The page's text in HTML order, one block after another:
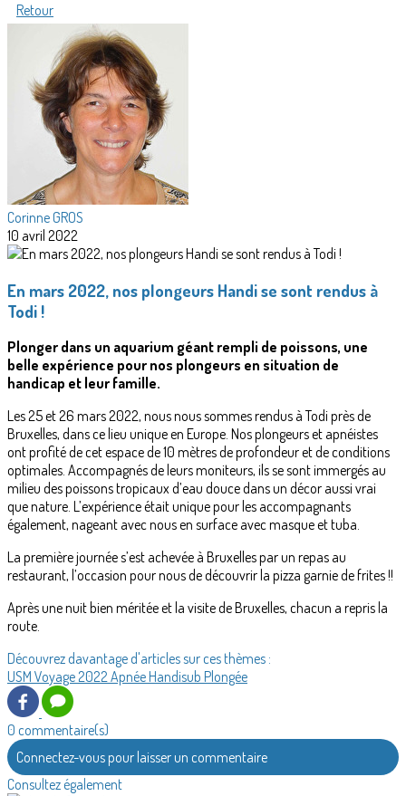
Retour
Corinne GROS
10 avril 2022
En mars 2022, nos plongeurs Handi se sont rendus à
Todi !
Plonger dans un aquarium géant rempli de poissons, une
belle expérience pour nos plongeurs en situation de
handicap et leur famille.
Les 25 et 26 mars 2022, nous nous sommes rendus à Todi près de
Bruxelles, dans ce lieu unique en Europe. Nos plongeurs et apnéistes
ont profité de cet espace de 10 mètres de profondeur et de conditions
optimales. Accompagnés de leurs moniteurs, ils se sont immergés au
milieu des poissons tropicaux d’eau douce dans un décor aussi vrai
que nature. L’expérience était unique pour les accompagnants
également, nageant avec nous en surface avec masque et tuba.
La première journée s’est achevée à Bruxelles par un repas au
restaurant, l’occasion pour nous de découvrir la pizza garnie de frites !!
Après une nuit bien méritée et la visite de Bruxelles, chacun a repris la
route.
Découvrez davantage d'articles sur ces thèmes :
USM Voyage2022ApnéeHandisub Plongée
0 commentaire(s)
Connectez-vous pour laisser un commentaire
Consultez également